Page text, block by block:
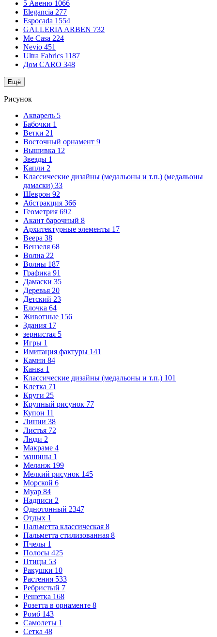
5 Авеню 1066
Elegancia 277
Espocada 1554
GALLERIA ARBEN 732
Me Casa 224
Nevio 451
Ultra Fabrics 1187
Дом CARO 348
Ещё
Рисунок
Акварель 5
Бабочки 1
Ветки 21
Восточный орнамент 9
Вышивка 12
Звезды 1
Капли 2
Классические дизайны (медальоны и т.п.) (медальоны
дамаски) 33
Шеврон 92
Абстракция 366
Геометрия 692
Акант барочный 8
Архитектурные элементы 17
Веера 38
Вензеля 68
Волна 22
Волны 187
Графика 91
Дамаски 35
Деревья 20
Детский 23
Елочка 64
Животные 156
Здания 17
зернистая 5
Игры 1
Имитация фактуры 141
Камни 84
Канва 1
Классические дизайны (медальоны и т.п.) 101
Клетка 71
Круги 25
Крупный рисунок 77
Купон 11
Линии 38
Листья 72
Люди 2
Макраме 4
машины 1
Меланж 199
Мелкий рисунок 145
Морской 6
Муар 84
Надписи 2
Однотонный 2347
Отдых 1
Пальметта классическая 8
Пальметта стилизованная 8
Пчелы 1
Полосы 425
Птицы 53
Ракушки 10
Растения 533
Ребристый 7
Решетка 168
Розетта в орнаменте 8
Ромб 143
Самолеты 1
Сетка 48